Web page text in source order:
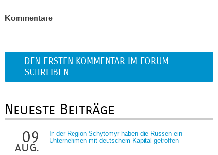
Kommentare
DEN ERSTEN KOMMENTAR IM FORUM
SCHREIBEN
Neueste Beiträge
09
aug.
In der Region Schytomyr haben die Russen ein
Unternehmen mit deutschem Kapital getroffen